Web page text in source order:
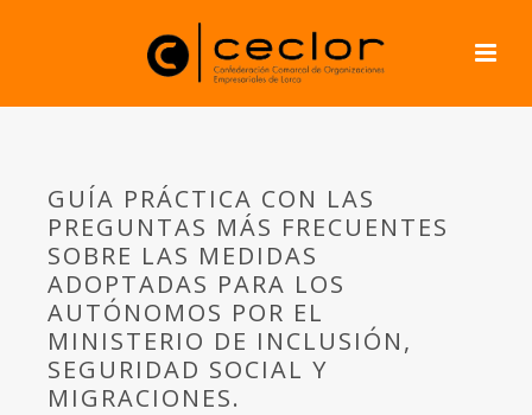
GUÍA PRÁCTICA CON LAS
PREGUNTAS MÁS FRECUENTES
SOBRE LAS MEDIDAS
ADOPTADAS PARA LOS
AUTÓNOMOS POR EL
MINISTERIO DE INCLUSIÓN,
SEGURIDAD SOCIAL Y
MIGRACIONES.